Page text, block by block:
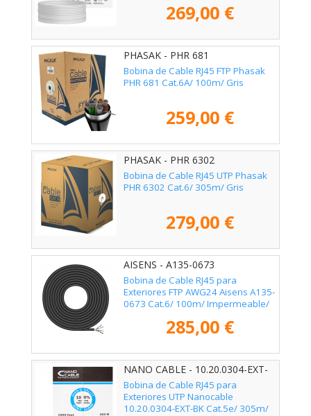
269,00 €
PHASAK - PHR 681
Bobina de Cable RJ45 FTP Phasak
PHR 681 Cat.6A/ 100m/ Gris
259,00 €
PHASAK - PHR 6302
Bobina de Cable RJ45 UTP Phasak
PHR 6302 Cat.6/ 305m/ Gris
279,00 €
AISENS - A135-0673
Bobina de Cable RJ45 para
Exteriores FTP AWG24 Aisens A135-
0673 Cat.6/ 100m/ Impermeable/
285,00 €
NANO CABLE - 10.20.0304-EXT-
BK
Bobina de Cable RJ45 para
Exteriores UTP Nanocable
10.20.0304-EXT-BK Cat.5e/ 305m/